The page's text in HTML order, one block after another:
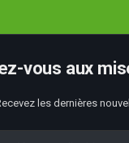
vous aux
les dernières